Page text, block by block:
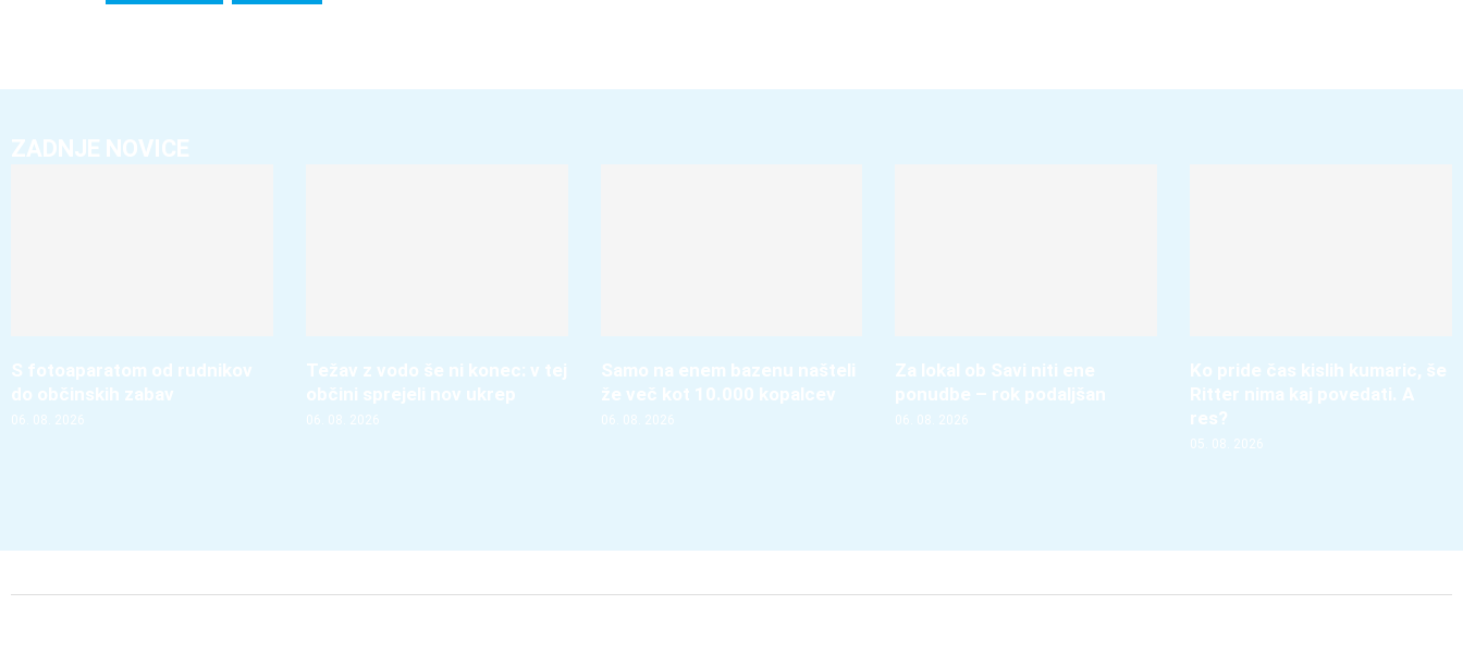
ZADNJE NOVICE
S fotoaparatom od rudnikov
do občinskih zabav
06. 08. 2026
Težav z vodo še ni konec: v tej
občini sprejeli nov ukrep
06. 08. 2026
Samo na enem bazenu našteli
že več kot 10.000 kopalcev
06. 08. 2026
Za lokal ob Savi niti ene
ponudbe – rok podaljšan
06. 08. 2026
Ko pride čas kislih kumaric, še
Ritter nima kaj povedati. A
res?
05. 08. 2026